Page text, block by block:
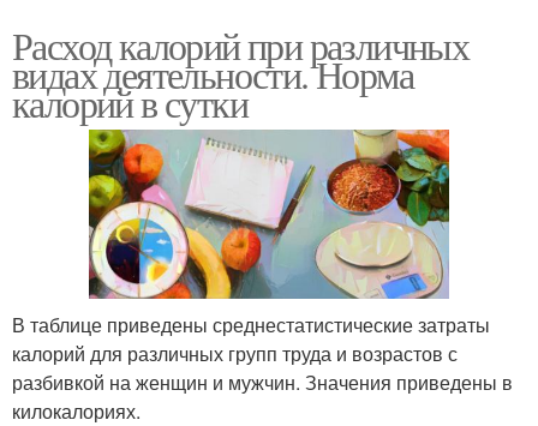
Расход калорий при различных
видах деятельности. Норма
калорий в сутки
В таблице приведены среднестатистические затраты
калорий для различных групп труда и возрастов с
разбивкой на женщин и мужчин. Значения приведены в
килокалориях.